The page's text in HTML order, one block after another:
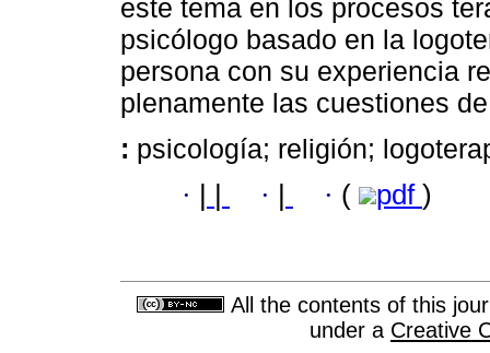
este tema en los procesos
psicólogo basado en la
persona con su experiencia
plenamente las cuestiones
: psicología; religión;
· · · ( pdf )
All the contents of this
under a Creative